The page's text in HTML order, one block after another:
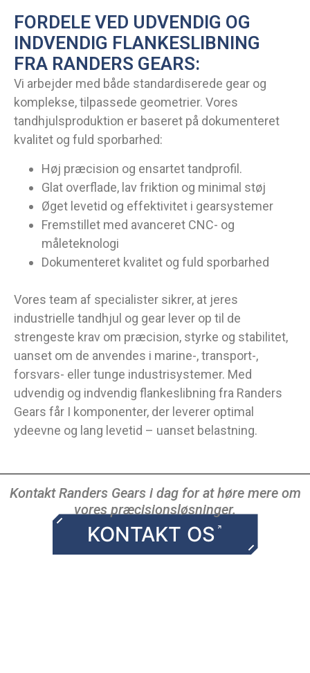
FORDELE VED UDVENDIG OG
INDVENDIG FLANKESLIBNING
FRA RANDERS GEARS:
Vi arbejder med både standardiserede gear og
komplekse, tilpassede geometrier. Vores
tandhjulsproduktion er baseret på dokumenteret
kvalitet og fuld sporbarhed:
Høj præcision og ensartet tandprofil.
Glat overflade, lav friktion og minimal støj
Øget levetid og effektivitet i gearsystemer
Fremstillet med avanceret CNC- og
måleteknologi
Dokumenteret kvalitet og fuld sporbarhed
Vores team af specialister sikrer, at jeres
industrielle tandhjul og gear lever op til de
strengeste krav om præcision, styrke og stabilitet,
uanset om de anvendes i marine-, transport-,
forsvars- eller tunge industrisystemer. Med
udvendig og indvendig flankeslibning fra Randers
Gears får I komponenter, der leverer optimal
ydeevne og lang levetid – uanset belastning.
Kontakt Randers Gears i dag for at høre mere om
vores præcisionsløsninger.
KONTAKT OS